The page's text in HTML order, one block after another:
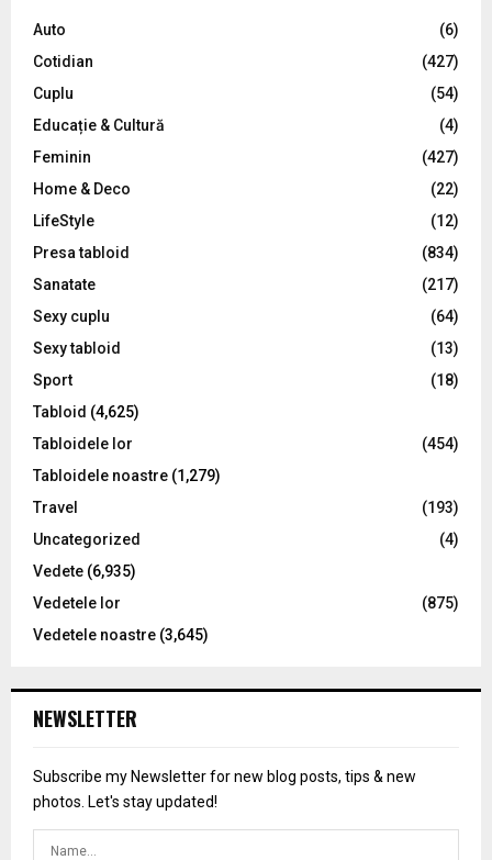
o
:
C
Auto
(6)
Cotidian
(427)
Cuplu
(54)
Educație & Cultură
(4)
Feminin
(427)
Home & Deco
(22)
LifeStyle
(12)
Presa tabloid
(834)
Sanatate
(217)
Sexy cuplu
(64)
Sexy tabloid
(13)
Sport
(18)
Tabloid (4,625)
Tabloidele lor
(454)
Tabloidele noastre (1,279)
Travel
(193)
Uncategorized
(4)
Vedete (6,935)
Vedetele lor
(875)
Vedetele noastre (3,645)
NEWSLETTER
Subscribe my Newsletter for new blog posts, tips & new
photos. Let's stay updated!